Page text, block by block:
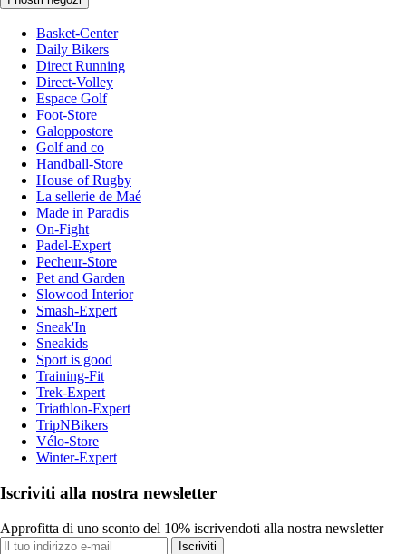
Basket-Center
Daily Bikers
Direct Running
Direct-Volley
Espace Golf
Foot-Store
Galoppostore
Golf and co
Handball-Store
House of Rugby
La sellerie de Maé
Made in Paradis
On-Fight
Padel-Expert
Pecheur-Store
Pet and Garden
Slowood Interior
Smash-Expert
Sneak'In
Sneakids
Sport is good
Training-Fit
Trek-Expert
Triathlon-Expert
TripNBikers
Vélo-Store
Winter-Expert
Iscriviti alla nostra newsletter
Approfitta di uno sconto del 10% iscrivendoti alla nostra newsletter
Iscriviti